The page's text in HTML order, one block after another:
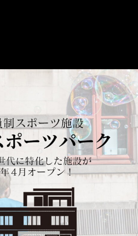
メ